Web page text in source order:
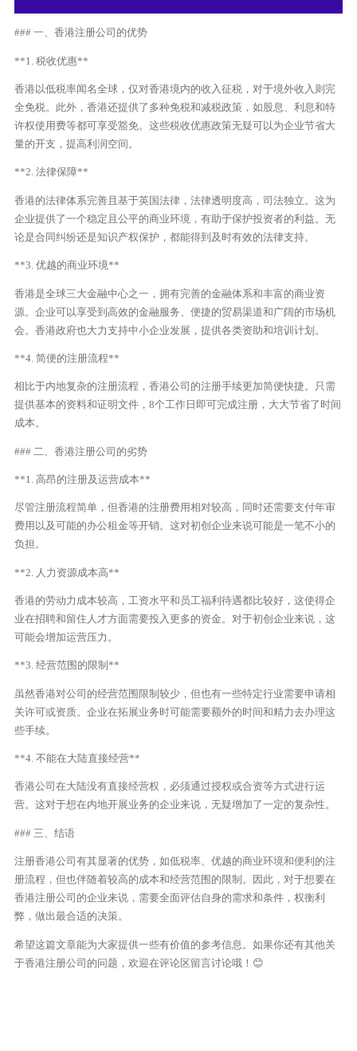
### 一、香港注册公司的优势
**1. 税收优惠**
香港以低税率闻名全球，仅对香港境内的收入征税，对于境外收入则完
全免税。此外，香港还提供了多种免税和减税政策，如股息、利息和特
许权使用费等都可享受豁免。这些税收优惠政策无疑可以为企业节省大
量的开支，提高利润空间。
**2. 法律保障**
香港的法律体系完善且基于英国法律，法律透明度高，司法独立。这为
企业提供了一个稳定且公平的商业环境，有助于保护投资者的利益。无
论是合同纠纷还是知识产权保护，都能得到及时有效的法律支持。
**3. 优越的商业环境**
香港是全球三大金融中心之一，拥有完善的金融体系和丰富的商业资
源。企业可以享受到高效的金融服务、便捷的贸易渠道和广阔的市场机
会。香港政府也大力支持中小企业发展，提供各类资助和培训计划。
**4. 简便的注册流程**
相比于内地复杂的注册流程，香港公司的注册手续更加简便快捷。只需
提供基本的资料和证明文件，8个工作日即可完成注册，大大节省了时间
成本。
### 二、香港注册公司的劣势
**1. 高昂的注册及运营成本**
尽管注册流程简单，但香港的注册费用相对较高，同时还需要支付年审
费用以及可能的办公租金等开销。这对初创企业来说可能是一笔不小的
负担。
**2. 人力资源成本高**
香港的劳动力成本较高，工资水平和员工福利待遇都比较好，这使得企
业在招聘和留住人才方面需要投入更多的资金。对于初创企业来说，这
可能会增加运营压力。
**3. 经营范围的限制**
虽然香港对公司的经营范围限制较少，但也有一些特定行业需要申请相
关许可或资质。企业在拓展业务时可能需要额外的时间和精力去办理这
些手续。
**4. 不能在大陆直接经营**
香港公司在大陆没有直接经营权，必须通过授权或合资等方式进行运
营。这对于想在内地开展业务的企业来说，无疑增加了一定的复杂性。
### 三、结语
注册香港公司有其显著的优势，如低税率、优越的商业环境和便利的注
册流程，但也伴随着较高的成本和经营范围的限制。因此，对于想要在
香港注册公司的企业来说，需要全面评估自身的需求和条件，权衡利
弊，做出最合适的决策。
希望这篇文章能为大家提供一些有价值的参考信息。如果你还有其他关
于香港注册公司的问题，欢迎在评论区留言讨论哦！😊